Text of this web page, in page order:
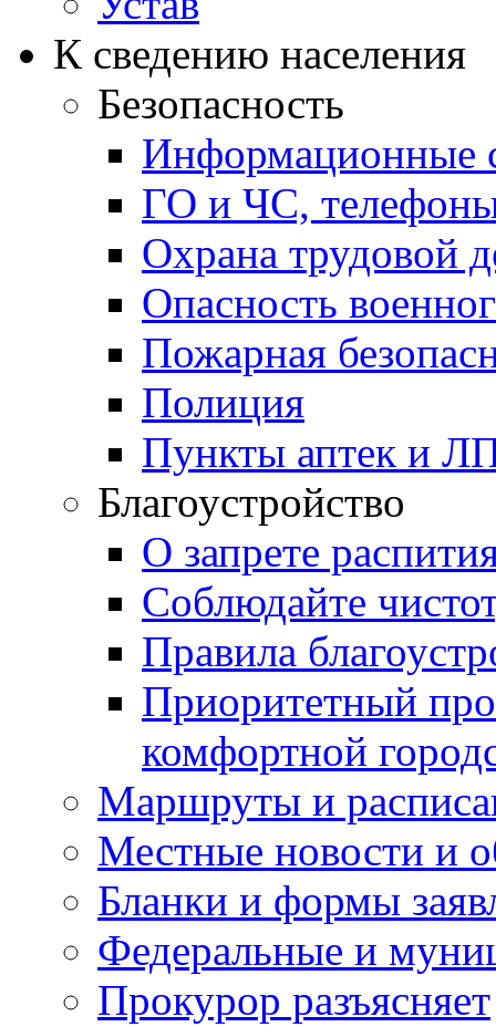
К сведению населения
Безопасность
Информационные
ГО и ЧС,
Охрана трудовой
Опасность
Пожарная
Полиция
Пункты аптек и
Благоустройство
О запрете
Соблюдайте
Правила
Приоритетный
комфортной
Маршруты и
Местные новости и
Бланки и формы
Федеральные и
Прокурор разъясняет